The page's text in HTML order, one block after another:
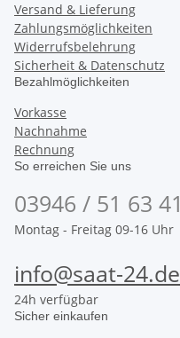
Versand & Lieferung
Zahlungsmöglichkeiten
Widerrufsbelehrung
Sicherheit & Datenschutz
Bezahlmöglichkeiten
Vorkasse
Nachnahme
Rechnung
So erreichen Sie uns
03946 / 51 63 41
Montag - Freitag 09-16 Uhr
info@saat-24.de
24h verfügbar
Sicher einkaufen